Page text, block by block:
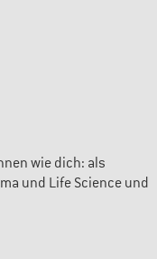
wie dich: als
und Life Science und